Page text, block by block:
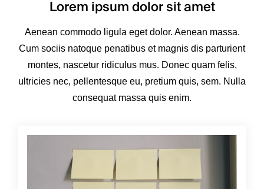
Lorem ipsum dolor sit amet
Aenean commodo ligula eget dolor. Aenean massa.
Cum sociis natoque penatibus et magnis dis parturient
montes, nascetur ridiculus mus. Donec quam felis,
ultricies nec, pellentesque eu, pretium quis, sem. Nulla
consequat massa quis enim.